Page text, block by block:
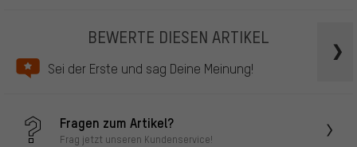
BEWERTE DIESEN ARTIKEL
Sei der Erste und sag Deine Meinung!
Fragen zum Artikel?
Frag jetzt unseren Kundenservice!